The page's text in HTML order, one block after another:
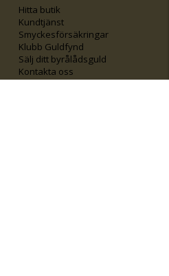
Hitta butik
Kundtjänst
Smyckesförsäkringar
Klubb Guldfynd
Sälj ditt byrålådsguld
Kontakta oss
Guide för kedjor